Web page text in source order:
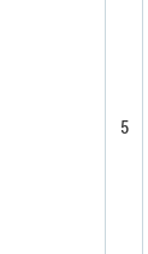
5